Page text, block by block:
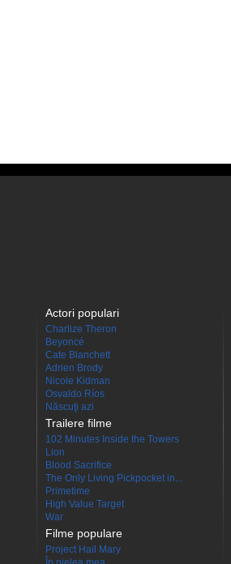
Actori populari
Charlize Theron
Beyoncé
Cate Blanchett
Adrien Brody
Nicole Kidman
Osvaldo Ríos
Născuţi azi
Trailere filme
102 Minutes Inside the Towers
Lion
Blood Sacrifice
The Only Living Pickpocket in...
Primetime
High Value Target
War
Filme populare
Project Hail Mary